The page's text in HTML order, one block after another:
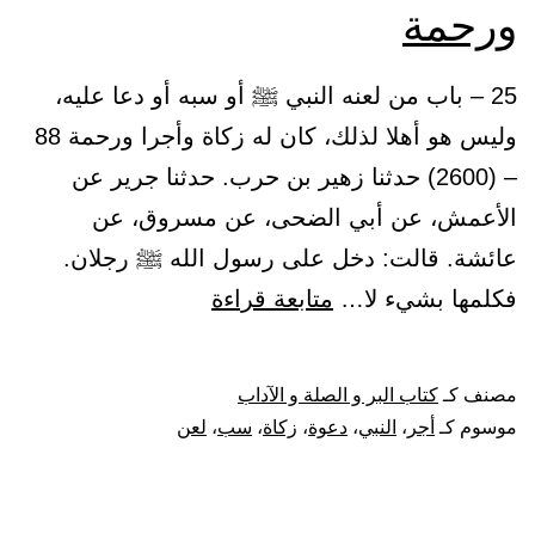
ورحمة
25 – باب من لعنه النبي ﷺ أو سبه أو دعا عليه،
وليس هو أهلا لذلك، كان له زكاة وأجرا ورحمة 88
– (2600) حدثنا زهير بن حرب. حدثنا جرير عن
الأعمش، عن أبي الضحى، عن مسروق، عن
عائشة. قالت: دخل على رسول الله ﷺ رجلان.
فكلمها بشيء لا… متابعة قراءة
النبي
مصنف كـكتاب البر و الصلة و الآداب
موسوم كـ أجر ، النبي، دعوة، زكاة، سب، لعن